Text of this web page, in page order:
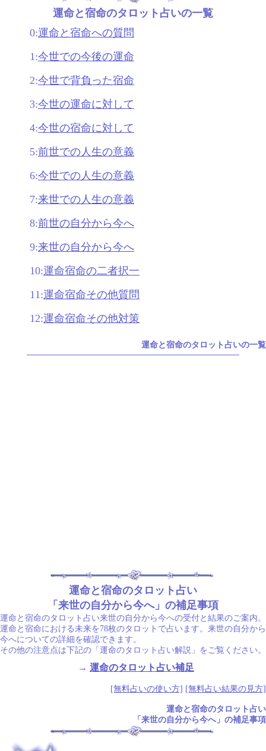
運命と宿命のタロット占いの一覧
0:運命と宿命への質問
1:今世での今後の運命
2:今世で背負った宿命
3:今世の運命に対して
4:今世の宿命に対して
5:前世での人生の意義
6:今世での人生の意義
7:来世での人生の意義
8:前世の自分から今へ
9:来世の自分から今へ
10:運命宿命の二者択一
11:運命宿命その他質問
12:運命宿命その他対策
運命と宿命のタロット占いの一覧
運命と宿命のタロット占い
「来世の自分から今へ」の補足事項
運命と宿命のタロット占い来世の自分から今への受付と結果のご案内。
運命と宿命における未来を78枚のタロットで占います。来世の自分から
今へについての詳細を確認できます。
その他の注意点は下記の「運命のタロット占い解説」をご覧ください。
→ 運命のタロット占い補足
[無料占いの使い方] [無料占い結果の見方]
運命と宿命のタロット占い
「来世の自分から今へ」の補足事項